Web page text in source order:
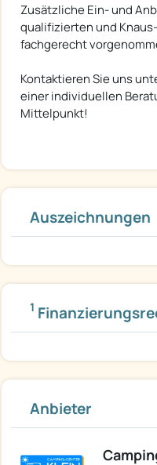
Zusätzliche Ein- und
qualifizierten und
fachgerecht
Kontaktieren Sie uns
einer individuellen
Mittelpunkt!
Auszeichnungen
1
Anbieter